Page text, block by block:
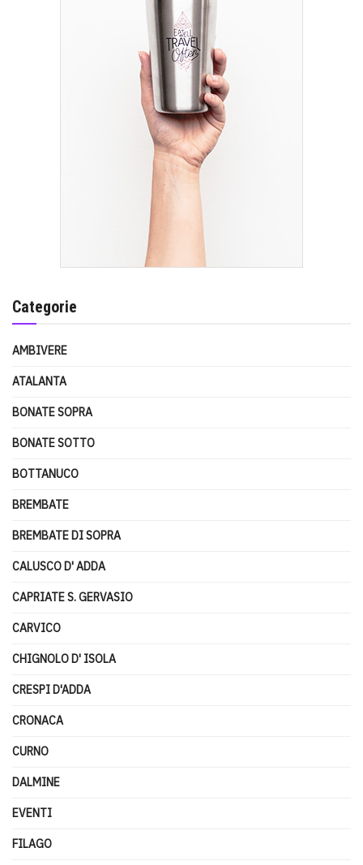
Categorie
AMBIVERE
ATALANTA
BONATE SOPRA
BONATE SOTTO
BOTTANUCO
BREMBATE
BREMBATE DI SOPRA
CALUSCO D' ADDA
CAPRIATE S. GERVASIO
CARVICO
CHIGNOLO D' ISOLA
CRESPI D'ADDA
CRONACA
CURNO
DALMINE
EVENTI
FILAGO